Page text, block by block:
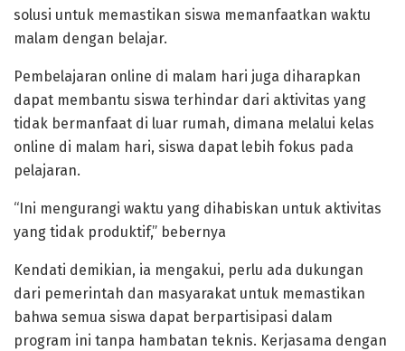
solusi untuk memastikan siswa memanfaatkan waktu
malam dengan belajar.
Pembelajaran online di malam hari juga diharapkan
dapat membantu siswa terhindar dari aktivitas yang
tidak bermanfaat di luar rumah, dimana melalui kelas
online di malam hari, siswa dapat lebih fokus pada
pelajaran.
“Ini mengurangi waktu yang dihabiskan untuk aktivitas
yang tidak produktif,” bebernya
Kendati demikian, ia mengakui, perlu ada dukungan
dari pemerintah dan masyarakat untuk memastikan
bahwa semua siswa dapat berpartisipasi dalam
program ini tanpa hambatan teknis. Kerjasama dengan